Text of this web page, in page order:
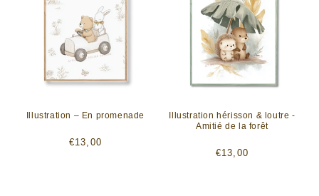
Illustration – En promenade
Prix
€13,00
Illustration hérisson & loutre -
Amitié de la forêt
Prix
€13,00